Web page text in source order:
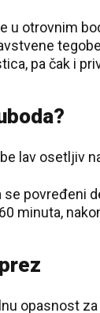
u otrovnim
pa čak i
lav osetljiv
povređeni
minuta,
opasnost